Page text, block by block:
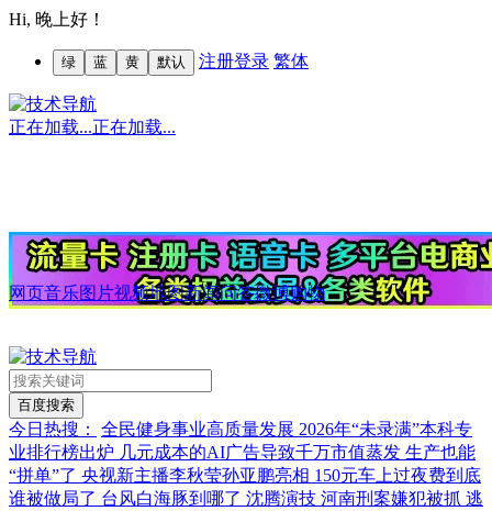
Hi, 晚上好！
绿 蓝 黄 默认 注册登录 繁体
正在加载...正在加载...
网页音乐图片视频地图新闻问答微博购物
今日热搜： 全民健身事业高质量发展 2026年“未录满”本科专
业排行榜出炉 几元成本的AI广告导致千万市值蒸发 生产也能
“拼单”了 央视新主播李秋莹孙亚鹏亮相 150元车上过夜费到底
谁被做局了 台风白海豚到哪了 沈腾演技 河南刑案嫌犯被抓 逃